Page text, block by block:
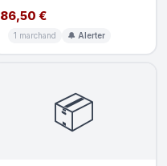
86,50 €
1 marchand 🔔 Alerter
📦